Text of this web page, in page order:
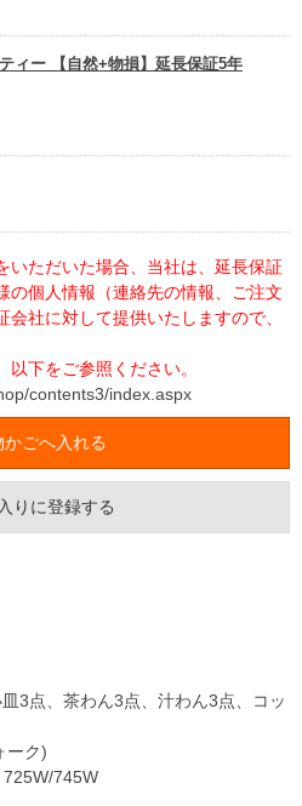
ィー 【自然+物損】延長保証5年
いただいた場合、当社は、延長保証
の個人情報（連絡先の情報、ご注文
社に対して提供いたしますので、
下をご参照ください。
contents3/index.aspx
りに登録する
3点、茶わん3点、汁わん3点、コッ
ーク)
725W/745W